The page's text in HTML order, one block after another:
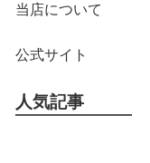
当店について
公式サイト
人気記事